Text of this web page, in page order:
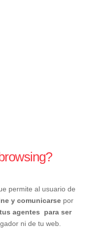
permite al usuario de
y comunicarse por
agentes para ser
ni de tu web.